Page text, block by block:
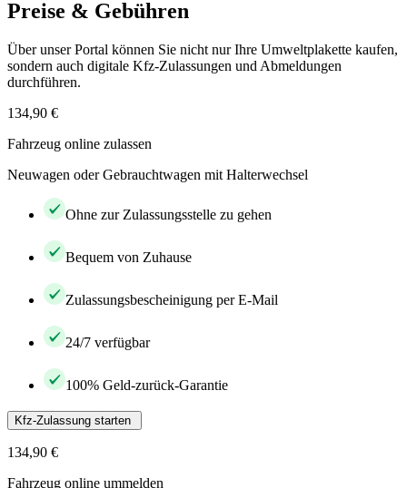
Preise & Gebühren
Über unser Portal können Sie nicht nur Ihre Umweltplakette kaufen,
sondern auch digitale Kfz-Zulassungen und Abmeldungen
durchführen.
134,90 €
Fahrzeug online zulassen
Neuwagen oder Gebrauchtwagen mit Halterwechsel
Ohne zur Zulassungsstelle zu gehen
Bequem von Zuhause
Zulassungsbescheinigung per E-Mail
24/7 verfügbar
100% Geld-zurück-Garantie
Kfz-Zulassung starten
134,90 €
Fahrzeug online ummelden